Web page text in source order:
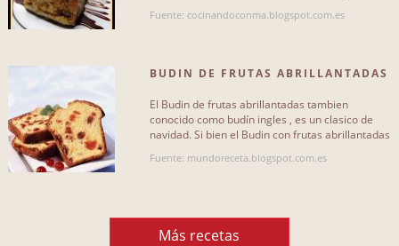
Fuente: cocinandoconma.blogspot.com.es
BUDIN DE FRUTAS ABRILLANTADAS
El Budin de frutas abrillantadas tambien
conocido como budín ingles , es un clasico de
navidad. Si bien el Budin con frutas abrillantadas
Fuente: mundoreceta.blogspot.com.es
Más recetas